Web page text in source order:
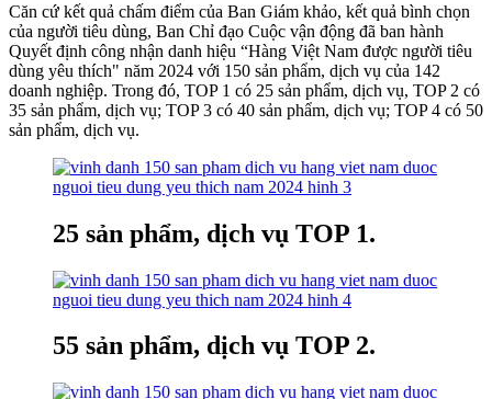
Căn cứ kết quả chấm điểm của Ban Giám khảo, kết quả bình chọn
của người tiêu dùng, Ban Chỉ đạo Cuộc vận động đã ban hành
Quyết định công nhận danh hiệu “Hàng Việt Nam được người tiêu
dùng yêu thích" năm 2024 với 150 sản phẩm, dịch vụ của 142
doanh nghiệp. Trong đó, TOP 1 có 25 sản phẩm, dịch vụ, TOP 2 có
35 sản phẩm, dịch vụ; TOP 3 có 40 sản phẩm, dịch vụ; TOP 4 có 50
sản phẩm, dịch vụ.
25 sản phẩm, dịch vụ TOP 1.
55 sản phẩm, dịch vụ TOP 2.